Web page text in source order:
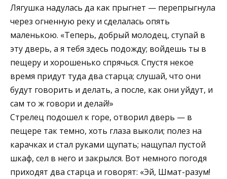
Лягушка надулась да как прыгнет — перепрыгнула
через огненную реку и сделалась опять
маленькою. «Теперь, добрый молодец, ступай в
эту дверь, а я тебя здесь подожду; войдешь ты в
пещеру и хорошенько спрячься. Спустя некое
время придут туда два старца; слушай, что они
будут говорить и делать, а после, как они уйдут, и
сам то ж говори и делай!»
Стрелец подошел к горе, отворил дверь — в
пещере так темно, хоть глаза выколи; полез на
карачках и стал руками щупать; нащупал пустой
шкаф, сел в него и закрылся. Вот немного погодя
приходят два старца и говорят: «Эй, Шмат-разум!